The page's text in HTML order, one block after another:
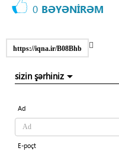
0 BƏYƏNİRƏM
https://iqna.ir/B08Bhb
sizin şərhiniz
Ad
E-poçt